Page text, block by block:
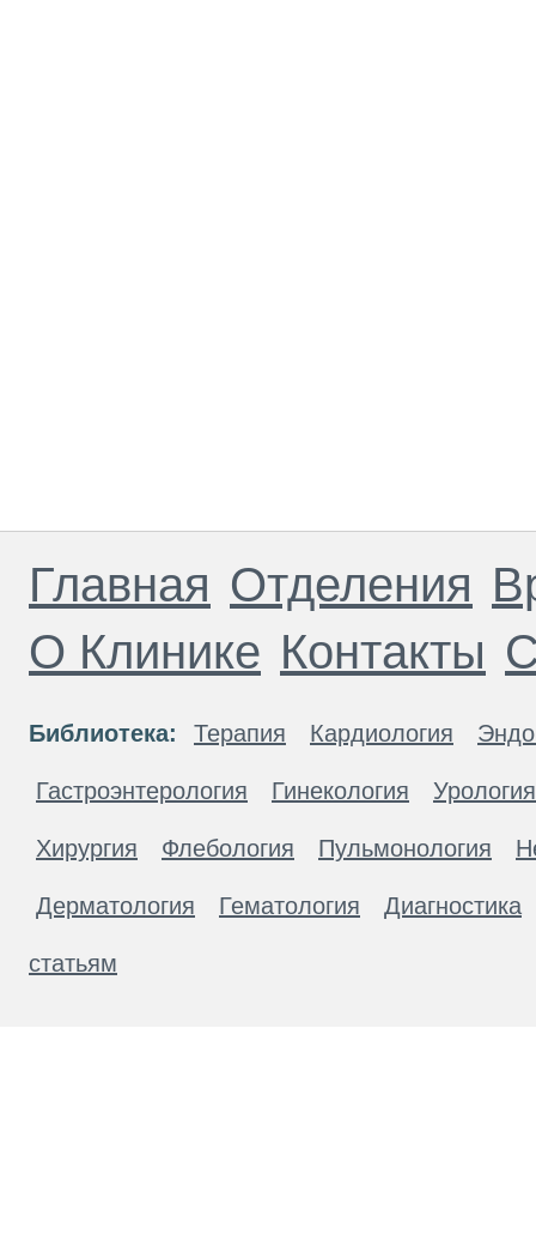
Главная Отделения
О Клинике Контакты
Библиотека: Терапия Кардиология
Гастроэнтерология Гинекология Урология
Хирургия Флебология Пульмонология
Дерматология Гематология Диагностика
статьям